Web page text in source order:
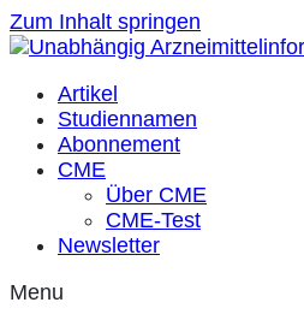
Zum Inhalt springen
Artikel
Studiennamen
Abonnement
CME
Über CME
CME-Test
Newsletter
Menu